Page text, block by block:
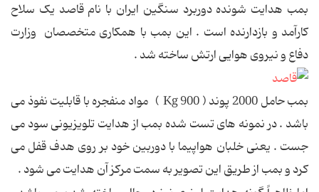
بمب هدایت شونده دوربرد سنگین ایران با نام قاصد یک سلاح
کارآمد و بازدارنده است . این بمب با همکاری متخصصان وزارت
دفاع و نیروی هوایی ارتش ساخته شد .
بمب حامل 2000 پوند ( 900 Kg ) مواد منفجره با قابلیت نفوذ می
باشد . در نمونه های تست شده بمب از هدایت تلویزیونی سود می
جست . یعنی خلبان هواپیما با دوربین خود بر روی هدف قفل می
کرد و بمب از طریق این تصویر به سمت مرکز آن هدایت می شود .